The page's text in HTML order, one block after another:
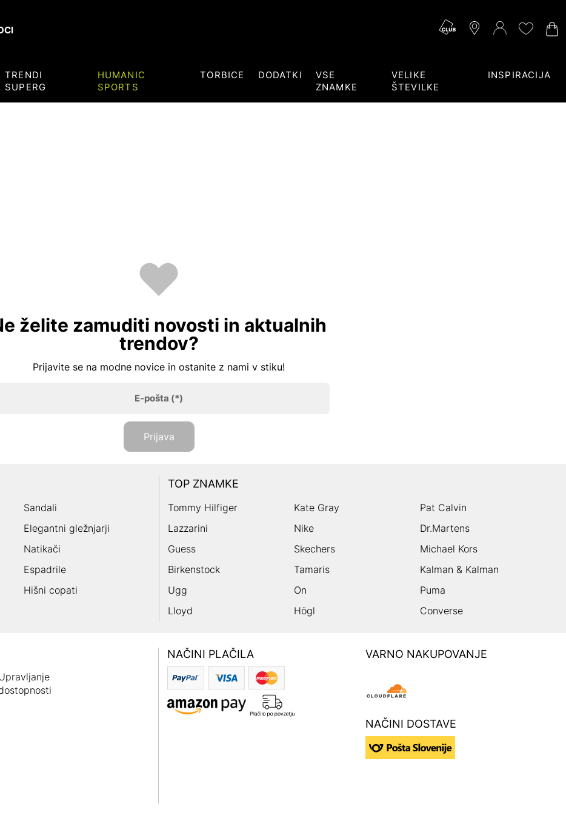
TRENDI
SUPERG
HUMANIC
SPORTS
TORBICE DODATKI
VSE
ZNAMKE
VELIKE
ŠTEVILKE
INSPIRACIJA
želite zamuditi novosti in aktualnih
trendov?
Prijavite se na modne novice in ostanite z nami v stiku!
E-pošta (*)
Prijava
Sandali
Elegantni gležnjarji
Natikači
Espadrile
Hišni copati
TOP ZNAMKE
Tommy Hilfiger Kate Gray
Pat Calvin
Lazzarini
Nike
Dr.Martens
Guess
Skechers
Michael Kors
Birkenstock
Tamaris
Kalman & Kalman
Ugg
On
Puma
Lloyd
Högl Converse
NAČINI PLAČILA VARNO NAKUPOVANJE
NAČINI DOSTAVE